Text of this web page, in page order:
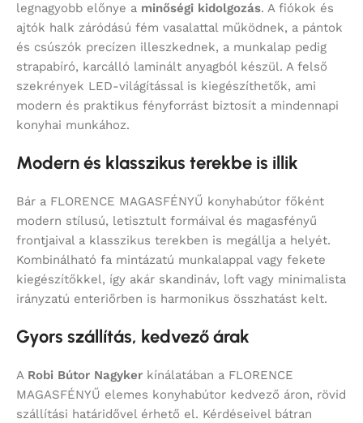
legnagyobb előnye a minőségi kidolgozás. A fiókok és
ajtók halk záródású fém vasalattal működnek, a pántok
és csúszók precízen illeszkednek, a munkalap pedig
strapabíró, karcálló laminált anyagból készül. A felső
szekrények LED-világítással is kiegészíthetők, ami
modern és praktikus fényforrást biztosít a mindennapi
konyhai munkához.
Modern és klasszikus terekbe is illik
Bár a FLORENCE MAGASFÉNYŰ konyhabútor főként
modern stílusú, letisztult formáival és magasfényű
frontjaival a klasszikus terekben is megállja a helyét.
Kombinálható fa mintázatú munkalappal vagy fekete
kiegészítőkkel, így akár skandináv, loft vagy minimalista
irányzatú enteriőrben is harmonikus összhatást kelt.
Gyors szállítás, kedvező árak
A Robi Bútor Nagyker kínálatában a FLORENCE
MAGASFÉNYŰ elemes konyhabútor kedvező áron, rövid
szállítási határidővel érhető el. Kérdéseivel bátran